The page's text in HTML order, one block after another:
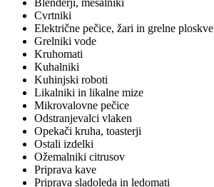
Blenderji, mešalniki
Cvrtniki
Električne pečice, žari in grelne ploskve
Grelniki vode
Kruhomati
Kuhalniki
Kuhinjski roboti
Likalniki in likalne mize
Mikrovalovne pečice
Odstranjevalci vlaken
Opekači kruha, toasterji
Ostali izdelki
Ožemalniki citrusov
Priprava kave
Priprava sladoleda in ledomati